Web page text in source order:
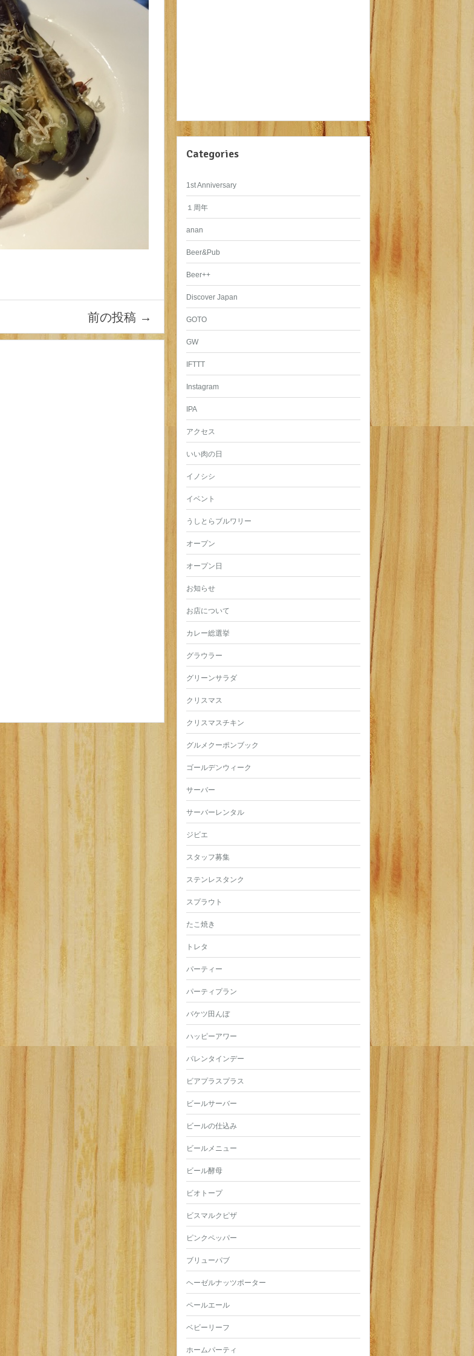
前の投稿 →
Categories
1st Anniversary
１周年
anan
Beer&Pub
Beer++
Discover Japan
GOTO
GW
IFTTT
Instagram
IPA
アクセス
いい肉の日
イノシシ
イベント
うしとらブルワリー
オープン
オープン日
お知らせ
お店について
カレー総選挙
グラウラー
グリーンサラダ
クリスマス
クリスマスチキン
グルメクーポンブック
ゴールデンウィーク
サーバー
サーバーレンタル
ジビエ
スタッフ募集
ステンレスタンク
スプラウト
たこ焼き
トレタ
パーティー
パーティプラン
バケツ田んぼ
ハッピーアワー
バレンタインデー
ビアプラスプラス
ビールサーバー
ビールの仕込み
ビールメニュー
ビール酵母
ビオトープ
ビスマルクピザ
ピンクペッパー
ブリューパブ
ヘーゼルナッツポーター
ペールエール
ベビーリーフ
ホームパーティ